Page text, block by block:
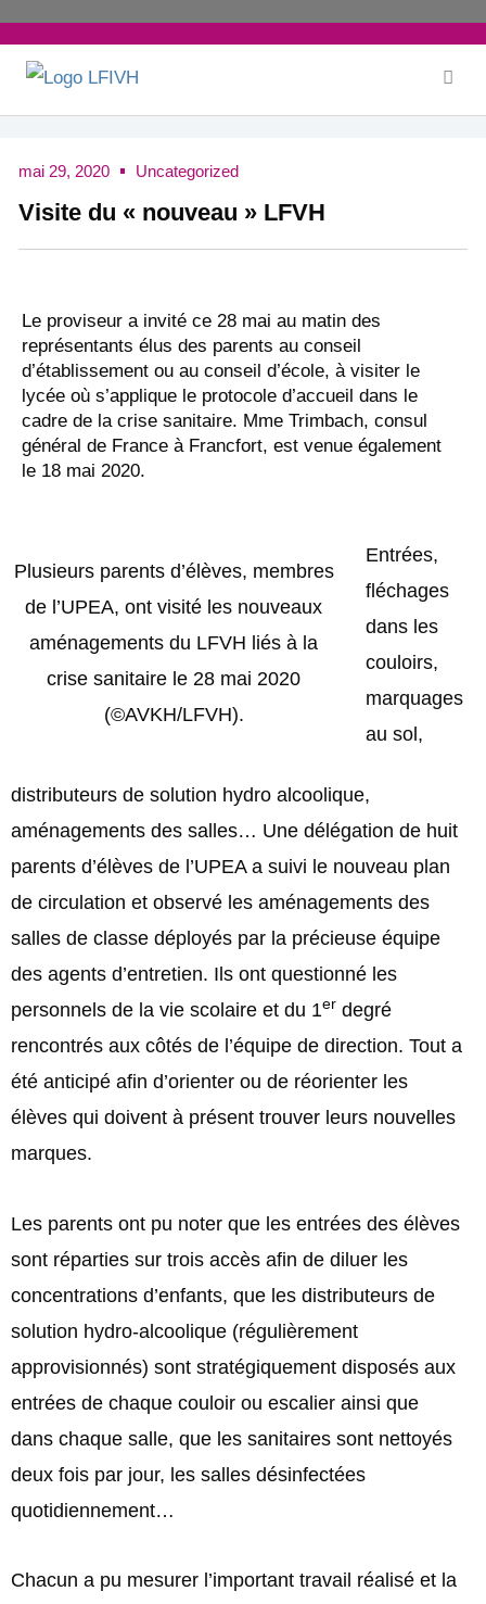
au
contenu
mai 29, 2020 Uncategorized
Visite du « nouveau » LFVH
Le proviseur a invité ce 28 mai au matin des
représentants élus des parents au conseil
d’établissement ou au conseil d’école, à visiter le
lycée où s’applique le protocole d’accueil dans le
cadre de la crise sanitaire. Mme Trimbach, consul
général de France à Francfort, est venue également
le 18 mai 2020.
Plusieurs parents d’élèves, membres
de l’UPEA, ont visité les nouveaux
aménagements du LFVH liés à la
crise sanitaire le 28 mai 2020
(©AVKH/LFVH).
Entrées,
fléchages
dans les
couloirs,
marquages
au sol,
distributeurs de solution hydro alcoolique,
aménagements des salles… Une délégation de huit
parents d’élèves de l’UPEA a suivi le nouveau plan
de circulation et observé les aménagements des
salles de classe déployés par la précieuse équipe
des agents d’entretien. Ils ont questionné les
personnels de la vie scolaire et du 1er degré
rencontrés aux côtés de l’équipe de direction. Tout a
été anticipé afin d’orienter ou de réorienter les
élèves qui doivent à présent trouver leurs nouvelles
marques.
Les parents ont pu noter que les entrées des élèves
sont réparties sur trois accès afin de diluer les
concentrations d’enfants, que les distributeurs de
solution hydro-alcoolique (régulièrement
approvisionnés) sont stratégiquement disposés aux
entrées de chaque couloir ou escalier ainsi que
dans chaque salle, que les sanitaires sont nettoyés
deux fois par jour, les salles désinfectées
quotidiennement…
Chacun a pu mesurer l’important travail réalisé et la